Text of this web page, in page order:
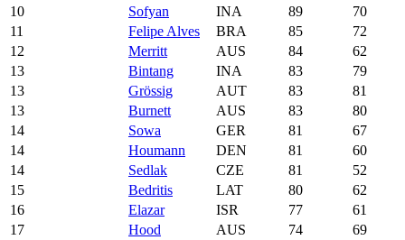
10
Sofyan INA 89
70
11
Felipe Alves BRA 85
72
12
Merritt AUS 84
62
13
Bintang INA 83
79
13
Grössig AUT 83
81
13
Burnett AUS 83
80
14
Sowa GER 81
67
14
Houmann DEN 81
60
14
Sedlak CZE 81
52
15
Bedritis LAT 80
62
16
Elazar ISR 77
61
17
Hood AUS 74
69